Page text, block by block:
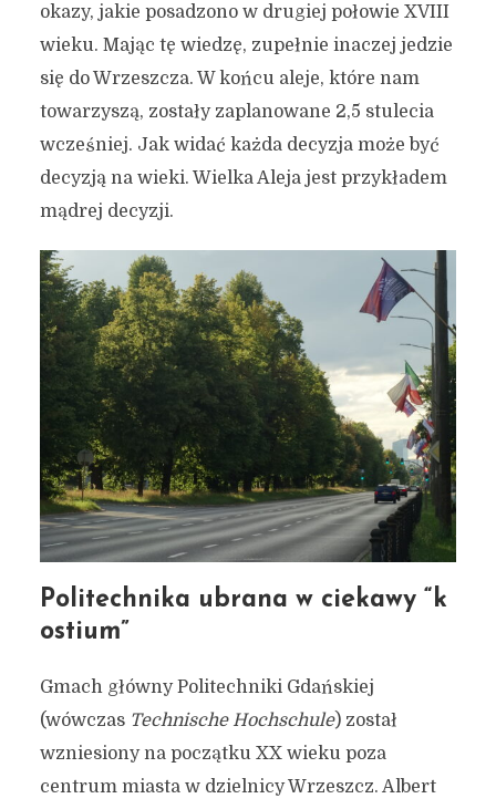
okazy, jakie posadzono w drugiej połowie XVIII
wieku. Mając tę wiedzę, zupełnie inaczej jedzie
się do Wrzeszcza. W końcu aleje, które nam
towarzyszą, zostały zaplanowane 2,5 stulecia
wcześniej. Jak widać każda decyzja może być
decyzją na wieki. Wielka Aleja jest przykładem
mądrej decyzji.
Politechnika ubrana w ciekawy “k
ostium”
Gmach główny Politechniki Gdańskiej
(wówczas Technische Hochschule) został
wzniesiony na początku XX wieku poza
centrum miasta w dzielnicy Wrzeszcz. Albert